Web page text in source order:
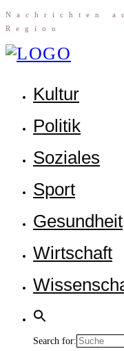
Nach­rich­ten
Region
Kul­tur
Poli­tik
Sozia­les
Sport
Gesund­heit
Wirt­schaft
Search for: